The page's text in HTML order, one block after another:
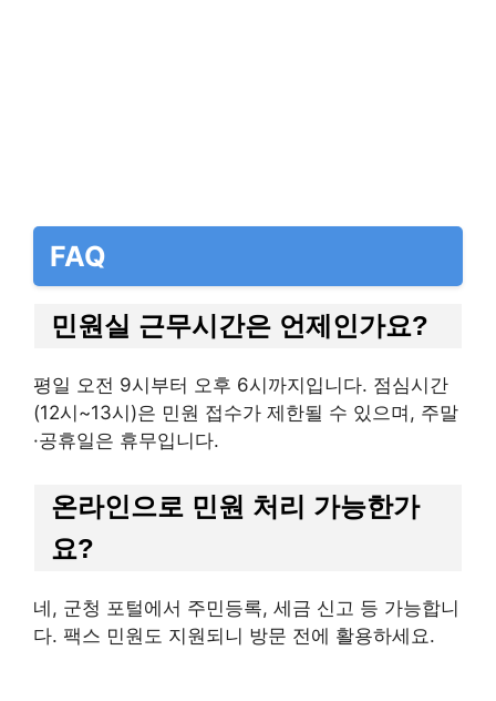
FAQ
민원실 근무시간은 언제인가요?
평일 오전 9시부터 오후 6시까지입니다. 점심시간
(12시~13시)은 민원 접수가 제한될 수 있으며, 주말
·공휴일은 휴무입니다.
온라인으로 민원 처리 가능한가
요?
네, 군청 포털에서 주민등록, 세금 신고 등 가능합니
다. 팩스 민원도 지원되니 방문 전에 활용하세요.